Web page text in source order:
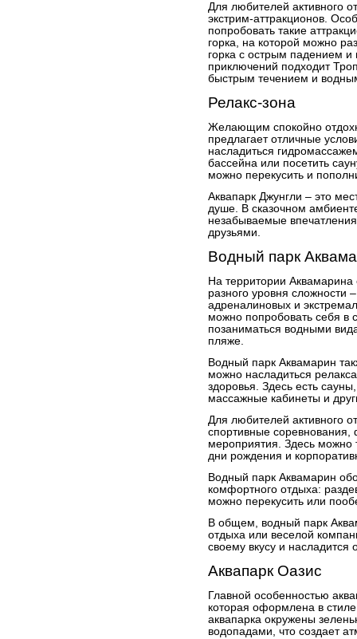
Для любителей активного
экстрим-аттракционов.
попробовать такие
горка, на которой можно
горка с острым падением
приключений подходит
быстрым течением и
Релакс-зона
Желающим спокойно
предлагает отличные
насладиться
бассейна или посетить
можно перекусить и
Аквапарк Джунгли – это
душе. В сказочном
незабываемые
друзьями.
Водный парк
На территории Аквамарина
разного уровня сложности
адреналиновых и
можно попробовать себя в
позаниматься водными
пляже.
Водный парк Аквамарин
можно насладиться
здоровья. Здесь есть
массажные кабинеты и
Для любителей активного
спортивные
мероприятия. Здесь можно
дни рождения и
Водный парк Аквамарин
комфортного отдыха:
можно перекусить или
В общем, водный парк
отдыха или веселой
своему вкусу и
Аквапарк Оазис
Главной особенностью
которая оформлена в
аквапарка окружены
водопадами, что создает